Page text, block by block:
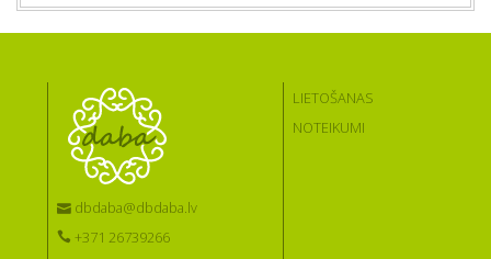
dbdaba@dbdaba.lv
+371 26739266
LIETOŠANAS
NOTEIKUMI